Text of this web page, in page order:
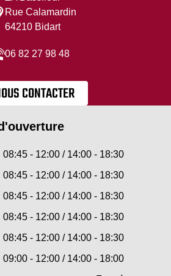
Rue Calamardin
64210 Bidart
06 82 27 98 48
CONTACTER
08:45 - 12:00 / 14:00 - 18:30
08:45 - 12:00 / 14:00 - 18:30
08:45 - 12:00 / 14:00 - 18:30
08:45 - 12:00 / 14:00 - 18:30
08:45 - 12:00 / 14:00 - 18:30
09:00 - 12:00 / 14:00 - 18:00